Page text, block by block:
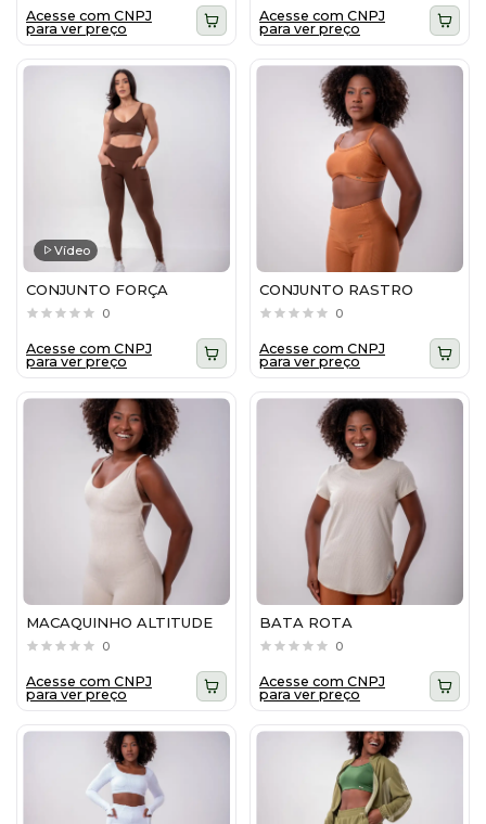
Acesse com CNPJ
para ver preço
Acesse com CNPJ
para ver preço
Vídeo
CONJUNTO FORÇA
0
Acesse com CNPJ
para ver preço
CONJUNTO RASTRO
0
Acesse com CNPJ
para ver preço
MACAQUINHO ALTITUDE
0
Acesse com CNPJ
para ver preço
BATA ROTA
0
Acesse com CNPJ
para ver preço